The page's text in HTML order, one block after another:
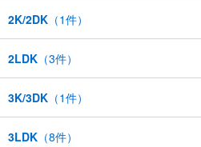
2K/2DK （1件）
2LDK （3件）
3K/3DK （1件）
3LDK （8件）